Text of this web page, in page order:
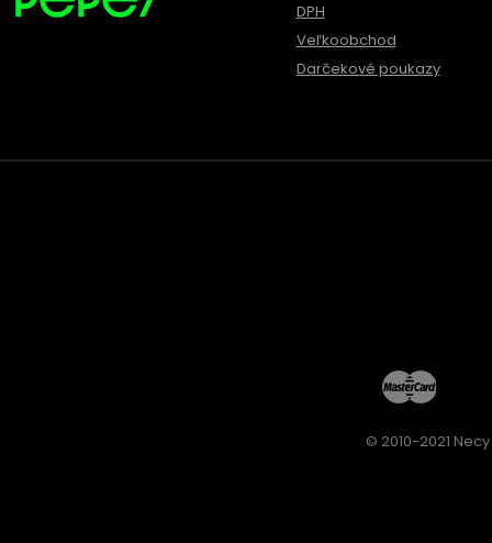
DPH
Veľkoobchod
Darčekové poukazy
© 2010-2021